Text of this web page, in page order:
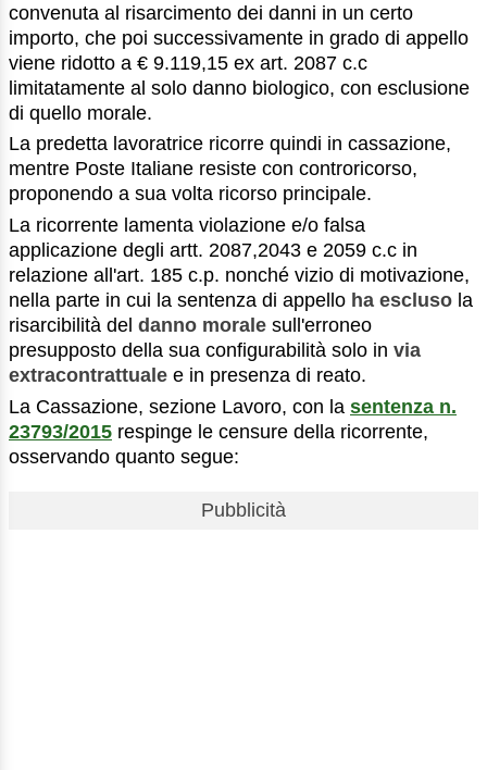
convenuta al risarcimento dei danni in un certo
importo, che poi successivamente in grado di appello
viene ridotto a € 9.119,15 ex art. 2087 c.c
limitatamente al solo danno biologico, con esclusione
di quello morale.
La predetta lavoratrice ricorre quindi in cassazione,
mentre Poste Italiane resiste con controricorso,
proponendo a sua volta ricorso principale.
La ricorrente lamenta violazione e/o falsa
applicazione degli artt. 2087,2043 e 2059 c.c in
relazione all'art. 185 c.p. nonché vizio di motivazione,
nella parte in cui la sentenza di appello ha escluso la
risarcibilità del danno morale sull'erroneo
presupposto della sua configurabilità solo in via
extracontrattuale e in presenza di reato.
La Cassazione, sezione Lavoro, con la sentenza n.
23793/2015 respinge le censure della ricorrente,
osservando quanto segue:
Pubblicità